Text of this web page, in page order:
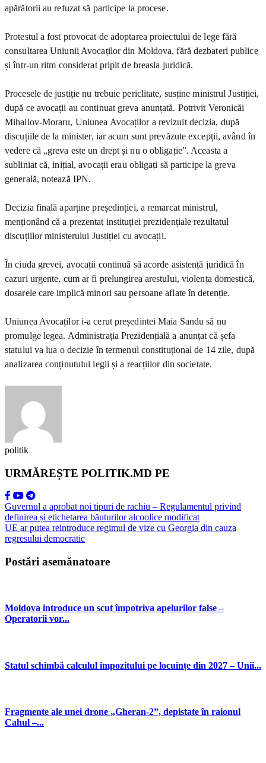
apărătorii au refuzat să participe la procese.
Protestul a fost provocat de adoptarea proiectului de lege fără
consultarea Uniunii Avocaților din Moldova, fără dezbateri publice
și într-un ritm considerat pripit de breasla juridică.
Procesele de justiție nu trebuie periclitate, susține ministrul Justiției,
după ce avocații au continuat greva anunțată. Potrivit Veronicăi
Mihailov-Moraru, Uniunea Avocaților a revizuit decizia, după
discuțiile de la minister, iar acum sunt prevăzute excepții, având în
vedere că „greva este un drept și nu o obligație”. Aceasta a
subliniat că, inițial, avocații erau obligați să participe la greva
generală, notează IPN.
Decizia finală aparține președinției, a remarcat ministrul,
menționând că a prezentat instituției prezidențiale rezultatul
discuțiilor ministerului Justiției cu avocații.
În ciuda grevei, avocații continuă să acorde asistență juridică în
cazuri urgente, cum ar fi prelungirea arestului, violența domestică,
dosarele care implică minori sau persoane aflate în detenție.
Uniunea Avocaților i-a cerut președintei Maia Sandu să nu
promulge legea. Administrația Prezidențială a anunțat că șefa
statului va lua o decizie în termenul constituțional de 14 zile, după
analizarea conținutului legii și a reacțiilor din societate.
politik
URMĂREȘTE POLITIK.MD PE
Guvernul a aprobat noi tipuri de rachiu – Regulamentul privind
definirea și etichetarea băuturilor alcoolice modificat
UE ar putea reintroduce regimul de vize cu Georgia din cauza
regresului democratic
Postări asemănatoare
Moldova introduce un scut împotriva apelurilor false –
Operatorii vor...
Statul schimbă calculul impozitului pe locuințe din 2027 – Unii...
Fragmente ale unei drone „Gheran-2”, depistate în raionul
Cahul –...